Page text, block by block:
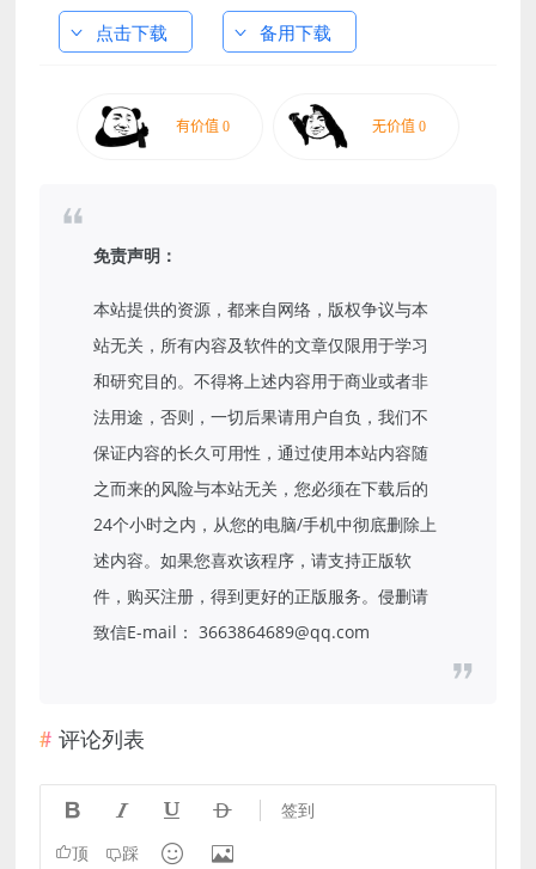
点击下载 备用下载
免责声明：
本站提供的资源，都来自网络，版权争议与本
站无关，所有内容及软件的文章仅限用于学习
和研究目的。不得将上述内容用于商业或者非
法用途，否则，一切后果请用户自负，我们不
保证内容的长久可用性，通过使用本站内容随
之而来的风险与本站无关，您必须在下载后的
24个小时之内，从您的电脑/手机中彻底删除上
述内容。如果您喜欢该程序，请支持正版软
件，购买注册，得到更好的正版服务。侵删请
致信E-mail： 3663864689@qq.com
评论列表
    签到
顶 踩  